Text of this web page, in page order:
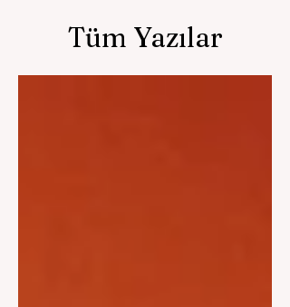
Tüm Yazılar